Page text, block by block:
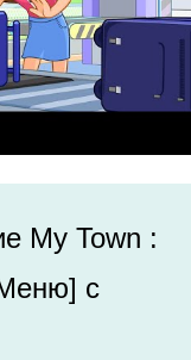
My Town :
с